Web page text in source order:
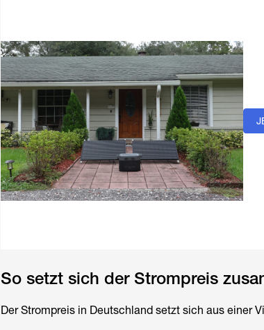
So setzt sich der Strompreis
Der Strompreis in Deutschland setzt sich aus einer